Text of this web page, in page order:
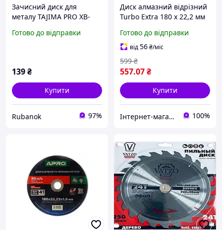
Зачисний диск для
металу TAJIMA PRO XB-
Готово до відправки
139₴
Купити
Rubanok 97%
Диск алмазний відрізний
Turbo Extra 180 х 22,2 мм
Готово до відправки
від56₴/міс
557.07₴
599 ₴
Купити
Інтернет-магазин інструментів "R-Tools" 100%